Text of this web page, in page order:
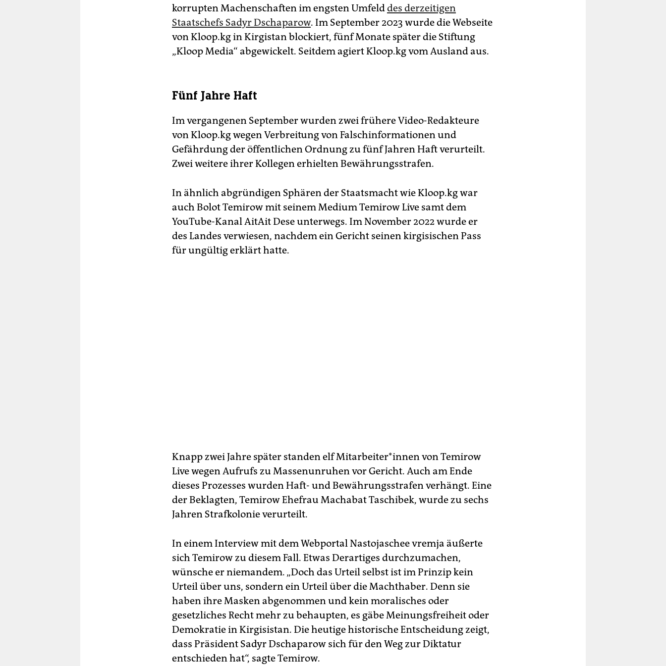
korrupten Machenschaften im engsten Umfelddes derzeitigen
Staatschefs Sadyr Dschaparow. Im September 2023 wurde die Webseite
von Kloop.kg in Kirgistan blockiert, fünf Monate später die Stiftung
„Kloop Media“ abgewickelt. Seitdem agiert Kloop.kg vom Ausland aus.
Fünf Jahre Haft
Im vergangenen September wurden zwei frühere Video-Redakteure
von Kloop.kg wegen Verbreitung von Falschinformationen und
Gefährdung der öffentlichen Ordnung zu fünf Jahren Haft verurteilt.
Zwei weitere ihrer Kollegen erhielten Bewährungsstrafen.
In ähnlich abgründigen Sphären der Staatsmacht wie Kloop.kg war
auch Bolot Temirow mit seinem Medium Temirow Live samt dem
YouTube-Kanal AitAit Dese unterwegs. Im November 2022 wurde er
des Landes verwiesen, nachdem ein Gericht seinen kirgisischen Pass
für ungültig erklärt hatte.
Knapp zwei Jahre später standen elf Mit­ar­bei­te­r*in­nen von Temirow
Live wegen Aufrufs zu Massenunruhen vor Gericht. Auch am Ende
dieses Prozesses wurden Haft- und Bewährungsstrafen verhängt. Eine
der Beklagten, Temirow Ehefrau Machabat Taschibek, wurde zu sechs
Jahren Strafkolonie verurteilt.
In einem Interview mit dem Webportal Nastojaschee vremja äußerte
sich Temirow zu diesem Fall. Etwas Derartiges durchzumachen,
wünsche er niemandem. „Doch das Urteil selbst ist im Prinzip kein
Urteil über uns, sondern ein Urteil über die Machthaber. Denn sie
haben ihre Masken abgenommen und kein moralisches oder
gesetzliches Recht mehr zu behaupten, es gäbe Meinungsfreiheit oder
Demokratie in Kirgisistan. Die heutige historische Entscheidung zeigt,
dass Präsident Sadyr Dschaparow sich für den Weg zur Diktatur
entschieden hat“, sagte Temirow.